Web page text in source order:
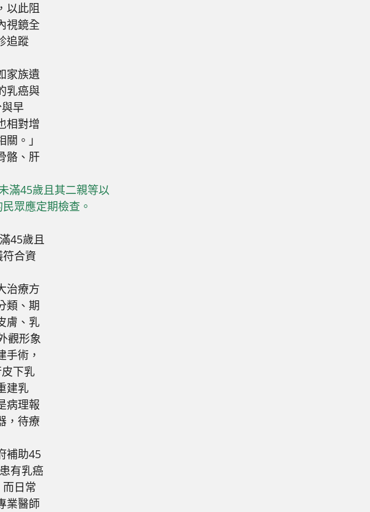
以此阻
視鏡全
追蹤
家族遺
乳癌與
早
相對增
。」
骼、肝
45歲且
合資
治療方
類、期
膚、乳
觀形象
術，
下乳
建乳
病理報
，待療
補助45
有乳癌
日常
業醫師